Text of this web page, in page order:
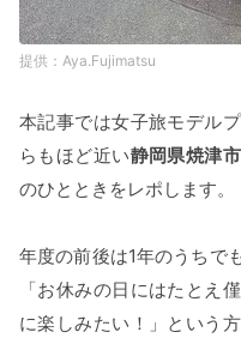
Aya.Fujimatsu
本記事では女子旅モデル
らもほど近い静岡県焼津
のひとときをレポします。
年度の前後は1年のうちで
「お休みの日にはたとえ
に楽しみたい！」という